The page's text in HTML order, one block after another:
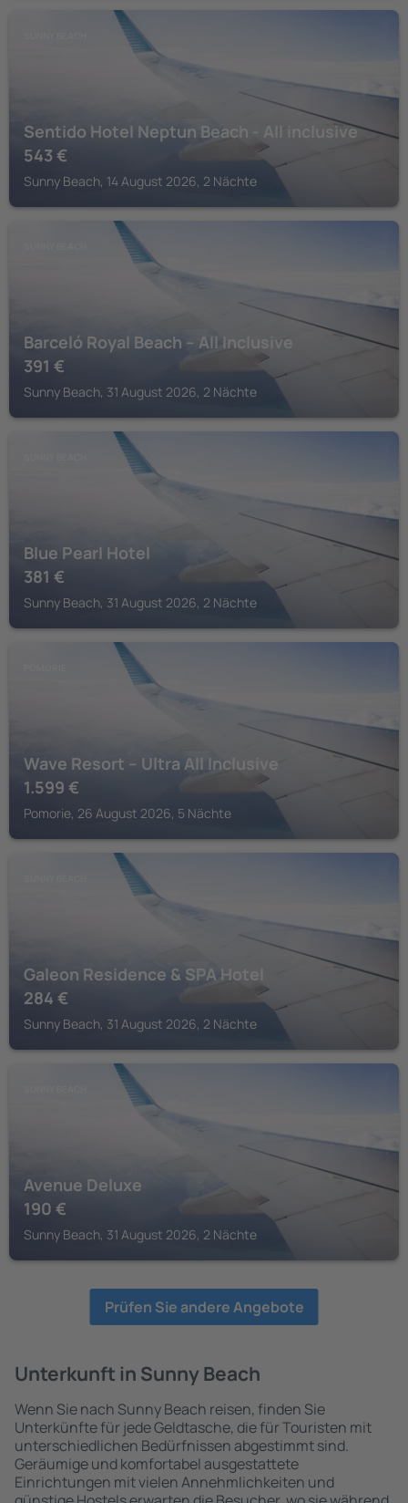
Sentido Hotel Neptun Beach - All inclusive
543 €
Sunny Beach, 14 August 2026, 2 Nächte
Barceló Royal Beach – All Inclusive
391 €
Sunny Beach, 31 August 2026, 2 Nächte
Blue Pearl Hotel
381 €
Sunny Beach, 31 August 2026, 2 Nächte
Wave Resort – Ultra All Inclusive
1.599 €
Pomorie, 26 August 2026, 5 Nächte
Galeon Residence & SPA Hotel
284 €
Sunny Beach, 31 August 2026, 2 Nächte
Avenue Deluxe
190 €
Sunny Beach, 31 August 2026, 2 Nächte
Prüfen Sie andere Angebote
Unterkunft in Sunny Beach
Wenn Sie nach Sunny Beach reisen, finden Sie
Unterkünfte für jede Geldtasche, die für Touristen mit
unterschiedlichen Bedürfnissen abgestimmt sind.
Geräumige und komfortabel ausgestattete
Einrichtungen mit vielen Annehmlichkeiten und